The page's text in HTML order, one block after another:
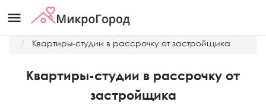
menu
Квартиры-студии в рассрочку от застройщика
Квартиры-студии в рассрочку от
застройщика